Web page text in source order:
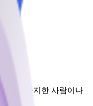
2위를 차지한 사람이나